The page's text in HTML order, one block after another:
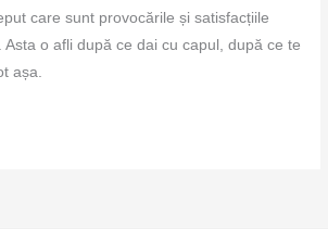
care sunt provocările și satisfacțiile
Asta o afli după ce dai cu capul, după ce te
așa.